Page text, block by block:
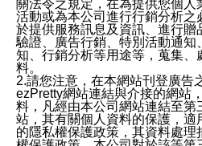
關法令之規定，在為提供您個人
活動或為本公司進行行銷分析之
於提供服務訊息及資訊、進行贈
驗證、廣告行銷、特別活動通知
知、行銷分析等用途等，蒐集、
料。
2.請您注意，在本網站刊登廣告
ezPretty網站連結與介接的網站
料，凡經由本公司網站連結至第
站，其有關個人資料的保護，適
的隱私權保護政策，其資料處理